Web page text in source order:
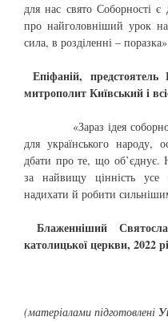
для нас свято Соборності
про найголовніший урок
сила, в розділенні –
Епіфаній,
митрополит Київський і
«Зараз ідея
для українського народу,
дбати про те, що об’єднує.
за найвищу цінність
надихати й робити
Блаженніший
католицької церкви, 2022
(матеріалами підготовлені